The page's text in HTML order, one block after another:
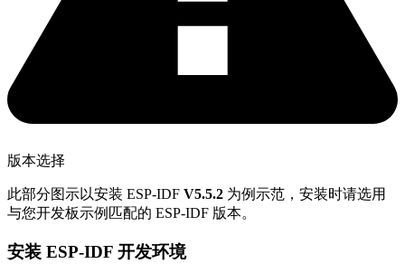
版本选择
此部分图示以安装 ESP-IDF V5.5.2 为例示范，安装时请选用
与您开发板示例匹配的 ESP-IDF 版本。
安装 ESP-IDF 开发环境